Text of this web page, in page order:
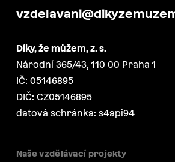
Díky, že můžem, z. s.
Národní 365/43, 110 00 Praha 1
IČ: 05146895
DIČ: CZ05146895
datová schránka: s4api94
Naše vzdělávací projekty